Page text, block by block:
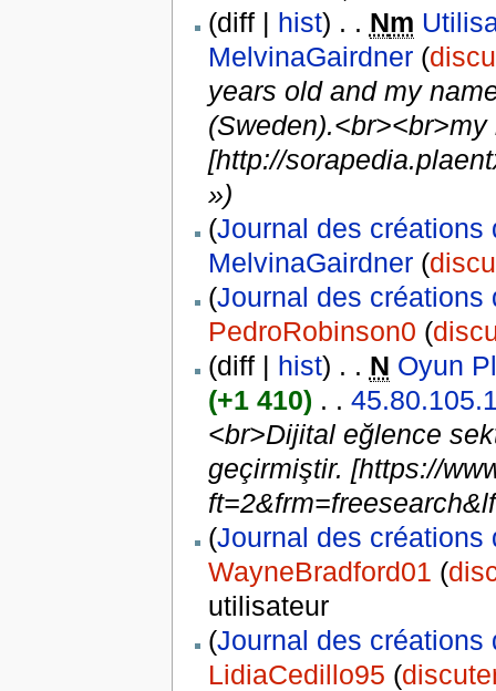
(diff | hist) . . Nm
MelvinaGairdner (
years old and my
(Sweden).<br><br>my
[http://
»)
(Journal des créations
MelvinaGairdner (
(Journal des créations
PedroRobinson0 (
(diff | hist) . . N Oyun
(+1 410) . .
<br>Dijital eğlence
geçirmiştir. [https://
(Journal des créations
WayneBradford01 (
utilisateur
(Journal des créations
LidiaCedillo95 (